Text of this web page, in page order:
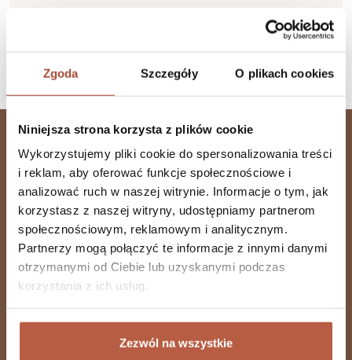
Zgoda Szczegóły O plikach cookies
Niniejsza strona korzysta z plików cookie
Wykorzystujemy pliki cookie do spersonalizowania treści
i reklam, aby oferować funkcje społecznościowe i
analizować ruch w naszej witrynie. Informacje o tym, jak
korzystasz z naszej witryny, udostępniamy partnerom
społecznościowym, reklamowym i analitycznym.
Partnerzy mogą połączyć te informacje z innymi danymi
otrzymanymi od Ciebie lub uzyskanymi podczas
korzystania z ich usług.
Zezwól na wszystkie
Zapisz się do Newslettera
Akceptuję Politykę Prywatności